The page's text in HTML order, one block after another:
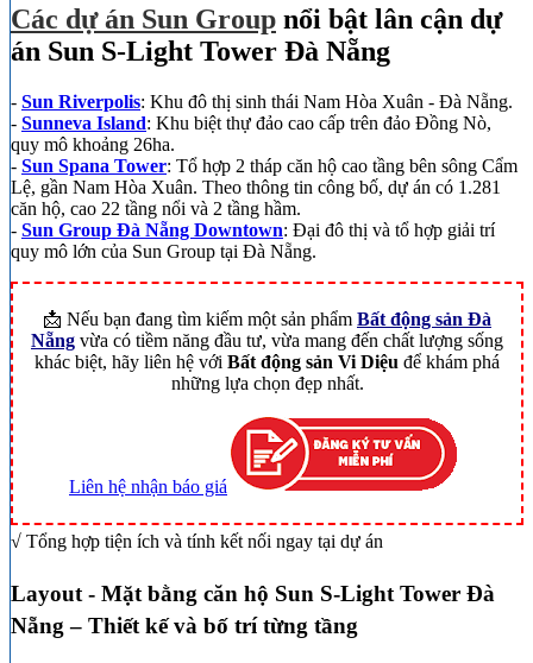
Các dự án Sun Group nổi bật lân cận dự
án Sun S-Light Tower Đà Nẵng
- Sun Riverpolis: Khu đô thị sinh thái Nam Hòa Xuân - Đà Nẵng.
- Sunneva Island: Khu biệt thự đảo cao cấp trên đảo Đồng Nò,
quy mô khoảng 26ha.
- Sun Spana Tower: Tổ hợp 2 tháp căn hộ cao tầng bên sông Cẩm
Lệ, gần Nam Hòa Xuân. Theo thông tin công bố, dự án có 1.281
căn hộ, cao 22 tầng nổi và 2 tầng hầm.
- Sun Group Đà Nẵng Downtown: Đại đô thị và tổ hợp giải trí
quy mô lớn của Sun Group tại Đà Nẵng.
📩 Nếu bạn đang tìm kiếm một sản phẩm Bất động sản Đà
Nẵng vừa có tiềm năng đầu tư, vừa mang đến chất lượng sống
khác biệt, hãy liên hệ với Bất động sản Vi Diệu để khám phá
những lựa chọn đẹp nhất.
Liên hệ nhận báo giá
√ Tổng hợp tiện ích và tính kết nối ngay tại dự án
Layout - Mặt bằng căn hộ Sun S-Light Tower Đà
Nẵng – Thiết kế và bố trí từng tầng